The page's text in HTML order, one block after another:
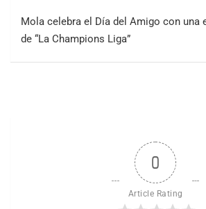
Mola celebra el Día del Amigo con una
de “La Champions Liga”
0
Article Rating